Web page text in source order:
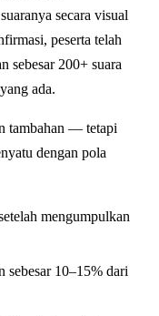
secara visual
peserta telah
sebesar 200+ suara
ada.
tambahan — tetapi
dengan pola
mengumpulkan
sebesar 10–15% dari